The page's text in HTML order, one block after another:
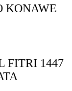
KONAWE
FITRI 1447